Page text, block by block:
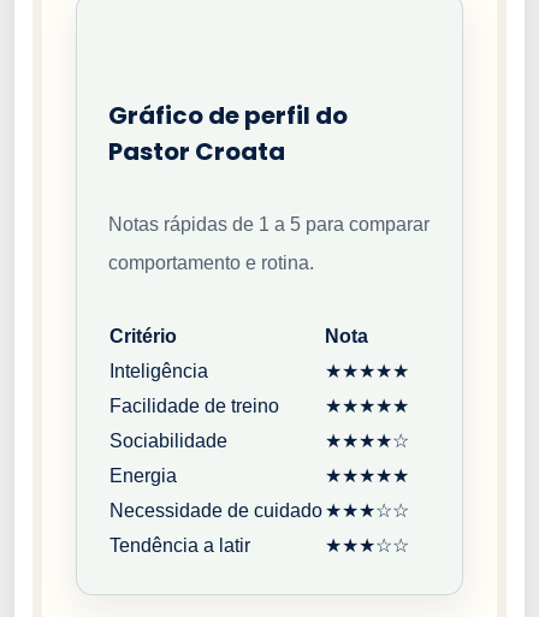
Gráfico de perfil do
Pastor Croata
Notas rápidas de 1 a 5 para comparar
comportamento e rotina.
Critério
Nota
Inteligência
★★★★★
Facilidade de treino
★★★★★
Sociabilidade
★★★★☆
Energia
★★★★★
Necessidade de cuidado★★★☆☆
Tendência a latir
★★★☆☆